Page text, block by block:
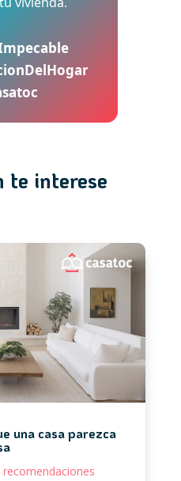
te interese
una casa parezca